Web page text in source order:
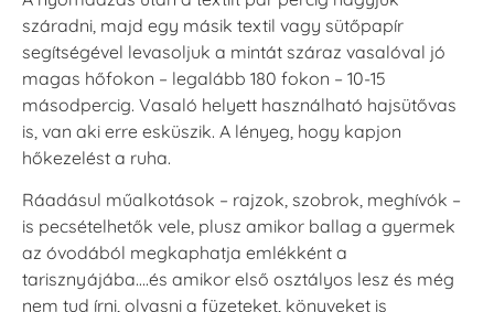
száradni, majd egy másik textil vagy sütőpapír
segítségével levasoljuk a mintát száraz vasalóval jó
magas hőfokon – legalább 180 fokon – 10-15
másodpercig. Vasaló helyett használható hajsütővas
is, van aki erre esküszik. A lényeg, hogy kapjon
hőkezelést a ruha.
Ráadásul műalkotások – rajzok, szobrok, meghívók –
is pecsételhetők vele, plusz amikor ballag a gyermek
az óvodából megkaphatja emlékként a
tarisznyájába….és amikor első osztályos lesz és még
nem tud írni, olvasni a füzeteket, könyveket is